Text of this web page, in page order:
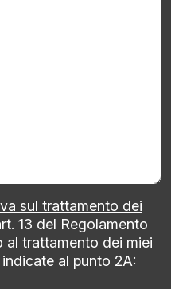
sul trattamento dei
13 del Regolamento
al trattamento dei miei
al punto 2A: